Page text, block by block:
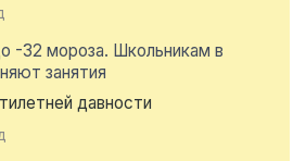
-32 мороза. Школьникам в
занятия
давности